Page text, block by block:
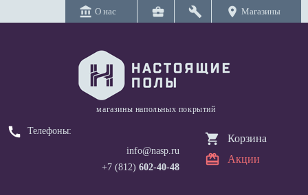
account_balance О нас business_center build location_on Магазины
магазины напольных покрытий
call
Телефоны:
info@nasp.ru
+7 (812) 602-40-48
Корзина
Акции